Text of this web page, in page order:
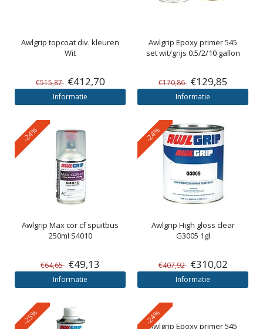
Awlgrip topcoat div. kleuren
Wit
€515,87 €412,70
Informatie
Awlgrip Epoxy primer 545
set wit/grijs 0.5/2/10 gallon
€170,86 €129,85
Informatie
-24%
Awlgrip Max cor cf spuitbus
250ml S4010
€64,65 €49,13
Informatie
-24%
Awlgrip High gloss clear
G3005 1gl
€407,92 €310,02
Informatie
-25% -24%
Awlgrip Epoxy primer 545